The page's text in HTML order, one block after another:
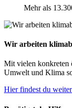
Mehr als
Wir arbeiten
Mit vielen konkreten
Umwelt und Klima
Hier findest du